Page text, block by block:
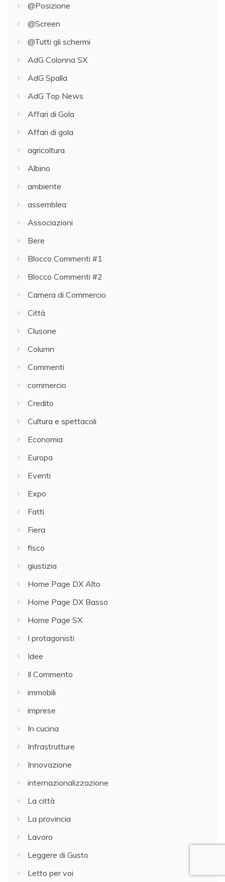
@Posizione
@Screen
@Tutti gli schermi
AdG Colonna SX
AdG Spalla
AdG Top News
Affari di Gola
Affari di gola
agricoltura
Albino
ambiente
assemblea
Associazioni
Bere
Blocco Commenti #1
Blocco Commenti #2
Camera di Commercio
Città
Clusone
Column
Commenti
commercio
Credito
Cultura e spettacoli
Economia
Europa
Eventi
Expo
Fatti
Fiera
fisco
giustizia
Home Page DX Alto
Home Page DX Basso
Home Page SX
I protagonisti
Idee
Il Commento
immobili
imprese
In cucina
Infrastrutture
Innovazione
internazionalizzazione
La città
La provincia
Lavoro
Leggere di Gusto
Letto per voi